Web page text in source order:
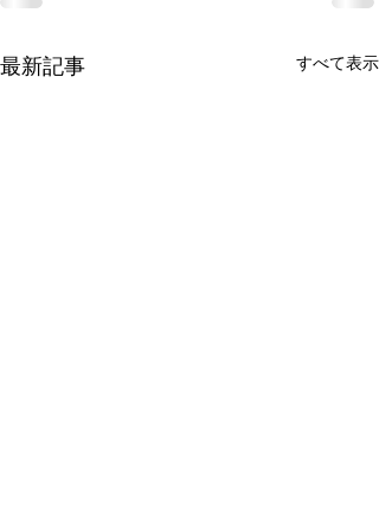
最新記事 すべて表示